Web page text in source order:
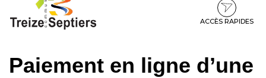
contenu
pied
ACCÈS RAPIDES
Paiement en ligne d’une